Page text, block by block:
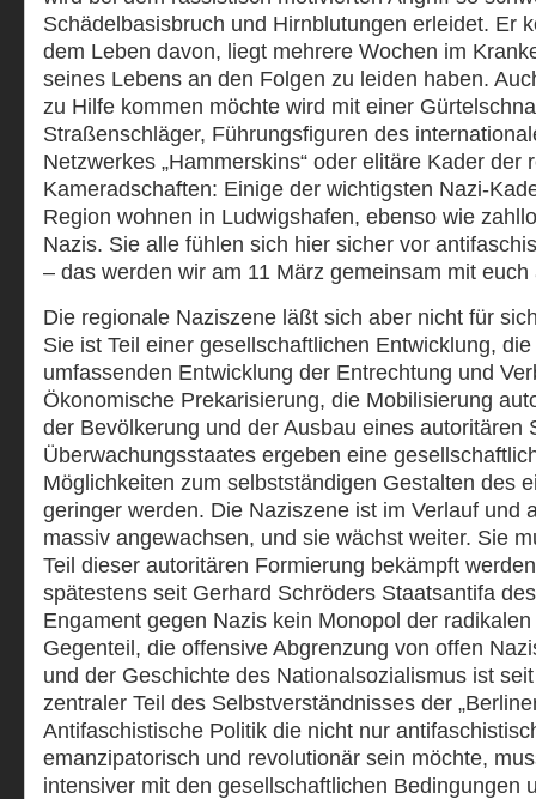
Schädelbasisbruch und Hirnblutungen erleidet. Er
dem Leben davon, liegt mehrere Wochen im
seines Lebens an den Folgen zu leiden haben.
zu Hilfe kommen möchte wird mit einer
Straßenschläger, Führungsfiguren des
Netzwerkes „Hammerskins“ oder elitäre Kader der
Kameradschaften: Einige der wichtigsten Nazi-
Region wohnen in Ludwigshafen, ebenso wie
Nazis. Sie alle fühlen sich hier sicher vor
– das werden wir am 11 März gemeinsam mit euch
Die regionale Naziszene läßt sich aber nicht für
Sie ist Teil einer gesellschaftlichen Entwicklung,
umfassenden Entwicklung der Entrechtung und
Ökonomische Prekarisierung, die Mobilisierung
der Bevölkerung und der Ausbau eines autoritären
Überwachungsstaates ergeben eine
Möglichkeiten zum selbstständigen Gestalten des
geringer werden. Die Naziszene ist im Verlauf und
massiv angewachsen, und sie wächst weiter. Sie
Teil dieser autoritären Formierung bekämpft
spätestens seit Gerhard Schröders Staatsantifa
Engament gegen Nazis kein Monopol der
Gegenteil, die offensive Abgrenzung von offen
und der Geschichte des Nationalsozialismus ist
zentraler Teil des Selbstverständnisses der
Antifaschistische Politik die nicht nur
emanzipatorisch und revolutionär sein möchte,
intensiver mit den gesellschaftlichen Bedingungen